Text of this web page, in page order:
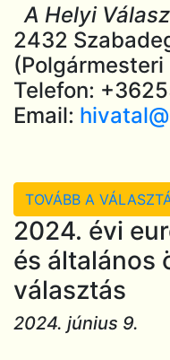
A Helyi
2432
Telefon:
Email:
TOVÁBB A
2024. évi
és általános
választás
2024. június 9.